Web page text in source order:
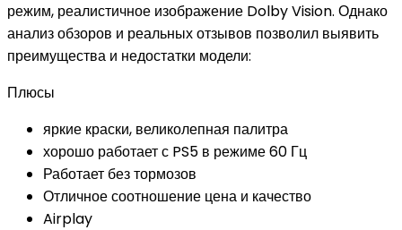
режим, реалистичное изображение Dolby Vision. Однако
анализ обзоров и реальных отзывов позволил выявить
преимущества и недостатки модели:
Плюсы
яркие краски, великолепная палитра
хорошо работает с PS5 в режиме 60 Гц
Работает без тормозов
Отличное соотношение цена и качество
Airplay